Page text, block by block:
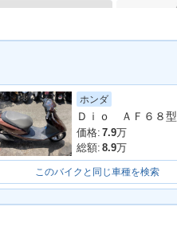
年 Let's 4G
ーチェンジ
ホンダ
Ｄｉｏ ＡＦ６８型
価格: 7.9万
総額: 8.9万
このバイクと同じ車種を検索